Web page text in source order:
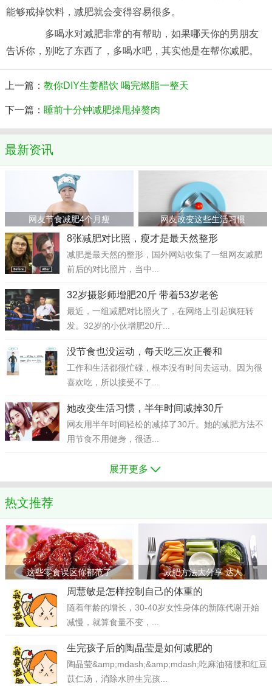
能够戒掉饮料，减肥就会变得容易很多。
多喝水对减肥非常的有帮助，如果哪天你的男朋友
告诉你，别吃了东西了，多喝水吧，其实他是在帮你减肥。
上一篇： 教你DIY生姜醋饮 喝完燃脂一整天
下一篇： 睡前十分钟减肥操甩掉赘肉
最新资讯
网友节食减肥4个月瘦 网友改变这些生活习惯
8张减肥对比照，瘦才是最天然整形
减肥是最天然的整形，国外网站收集了一组网友减肥
前后的对比照片，当中...
32岁摄影师增肥20斤 带着53岁老爸
最近，一组减肥对比照火了，在网络上引起疯狂转
发。32岁的小伙增肥20斤...
没节食也没运动，每天吃三次正餐和
工作和生活都很忙碌，根本没有时间去运动。因为很
喜欢吃，所以接受不了...
她改变生活习惯，半年时间减掉30斤
网友用半年时间轻松的减掉了30斤。她的减肥方法不
用节食不用健身，很适...
展开更多
热文推荐
这些零食误区你都范了 减肥方法大分享 达人
周慧敏是怎样控制自己的体重的
随着年龄的增长，30-40岁女性身体的新陈代谢开始
减慢，就算食量不变，...
生完孩子后的陶晶莹是如何减肥的
陶晶莹&amp;mdash;&amp;mdash;吃麻油猪腰和红豆
苡仁汤，消除水肿生完孩...